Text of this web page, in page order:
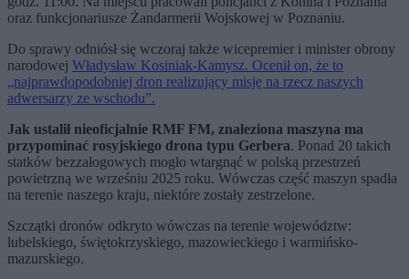
oraz funkcjonariusze Żandarmerii Wojskowej w Poznaniu.
Do sprawy odniósł się wczoraj także wicepremier i minister obrony
narodowej Władysław Kosiniak-Kamysz. Ocenił on, że to
„najprawdopodobniej dron realizujący misję na rzecz naszych
adwersarzy ze wschodu”.
Jak ustalił nieoficjalnie RMF FM, znaleziona maszyna ma
przypominać rosyjskiego drona typu Gerbera. Ponad 20 takich
statków bezzałogowych mogło wtargnąć w polską przestrzeń
powietrzną we wrześniu 2025 roku. Wówczas część maszyn spadła
na terenie naszego kraju, niektóre zostały zestrzelone.
Szczątki dronów odkryto wówczas na terenie województw:
lubelskiego, świętokrzyskiego, mazowieckiego i warmińsko-
mazurskiego.